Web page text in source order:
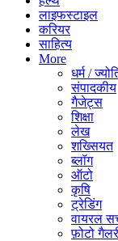
लाइफस्टाइल
करियर
साहित्य
More
धर्म /
संपादकीय
गैजेट्स
शिक्षा
लेख
शख्सियत
ब्लॉग
ऑटो
कृषि
ट्रेडिंग
वायरल
फ़ोटो